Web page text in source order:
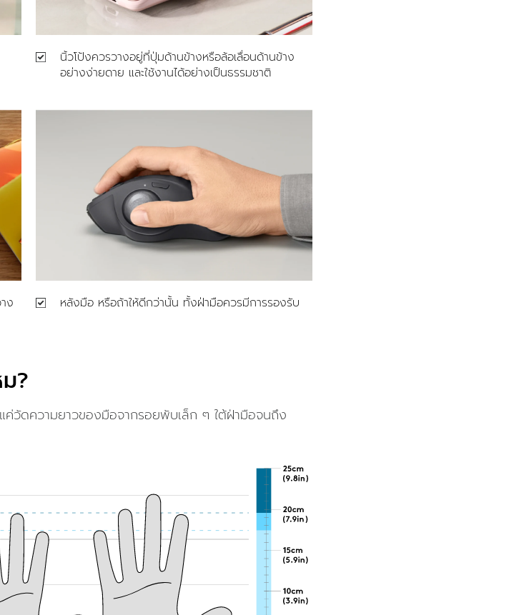
นิ้วโป้งควรวางอยู่ที่ปุ่มด้านข้างหรือล้อเลื่อนด้านข้าง
อย่างง่ายดาย และใช้งานได้อย่างเป็นธรรมชาติ
ง
หลังมือ หรือถ้าให้ดีกว่านั้น ทั้งฝ่ามือควรมีการรองรับ
?
ค่วัดความยาวของมือจากรอยพับเล็ก ๆ ใต้ฝ่ามือจนถึง